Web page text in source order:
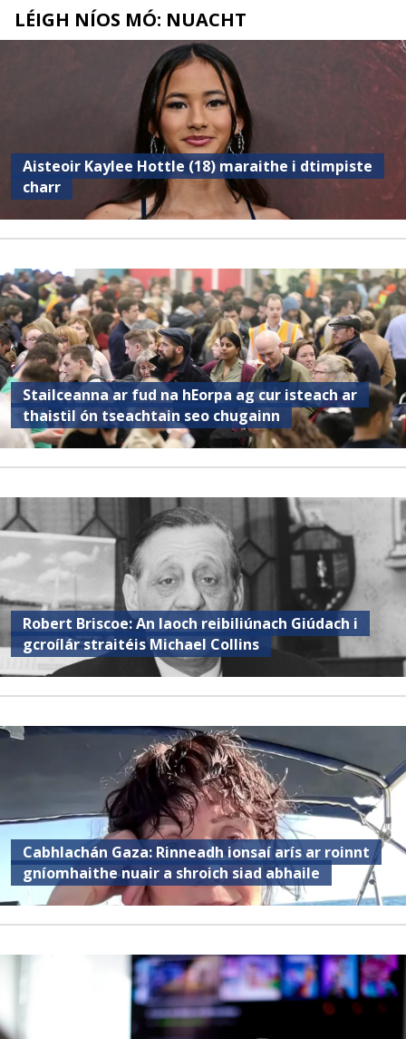
LÉIGH NÍOS MÓ: NUACHT
Aisteoir Kaylee Hottle (18) maraithe i dtimpiste
charr
Stailceanna ar fud na hEorpa ag cur isteach ar
thaistil ón tseachtain seo chugainn
Robert Briscoe: An laoch reibiliúnach Giúdach i
gcroílár straitéis Michael Collins
Cabhlachán Gaza: Rinneadh ionsaí arís ar roinnt
gníomhaithe nuair a shroich siad abhaile